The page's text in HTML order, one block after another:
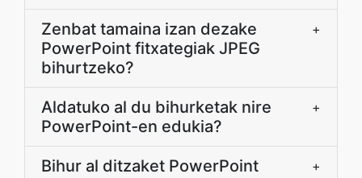
Zenbat tamaina izan dezake
PowerPoint fitxategiak JPEG
bihurtzeko?
+
Aldatuko al du bihurketak nire
PowerPoint-en edukia?
+
Bihur al ditzaket PowerPoint
+